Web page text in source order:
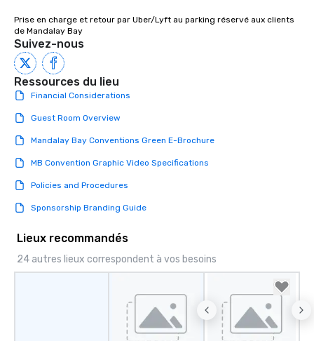
Prise en charge et retour par Uber/Lyft au parking réservé aux clients
de Mandalay Bay
Suivez-nous
Ressources du lieu
Financial Considerations
Guest Room Overview
Mandalay Bay Conventions Green E-Brochure
MB Convention Graphic Video Specifications
Policies and Procedures
Sponsorship Branding Guide
Lieux recommandés
24 autres lieux correspondent à vos besoins